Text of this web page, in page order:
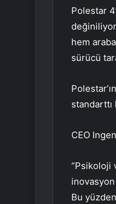
Polestar
hem
sürücü
standarttı
CEO
“Psikoloji
Bu